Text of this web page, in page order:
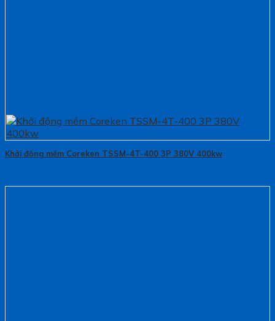
Khởi động mềm Coreken TSSM-4T-400 3P 380V 400kw